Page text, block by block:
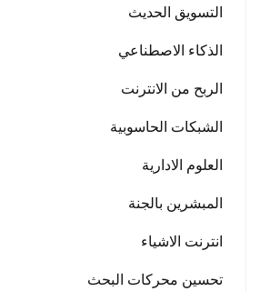
التسويق الحديث
الذكاء الاصطناعي
الربح من الانترنت
الشبكات الحاسوبية
العلوم الادارية
المبشرين بالجنة
انترنت الاشياء
تحسين محركات البحث